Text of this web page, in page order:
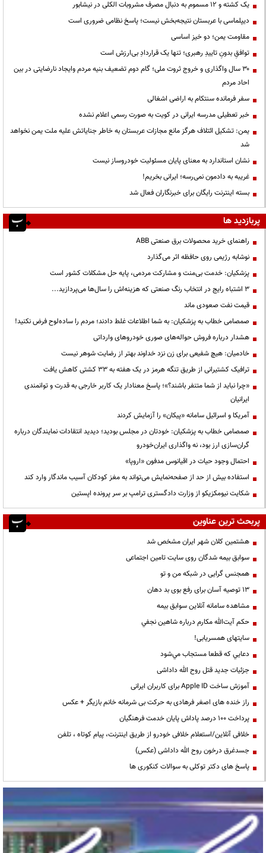
یک کشته و ۱۲ مسموم به دنبال مصرف مشروبات الکلی در نیشابور
دیپلماسی با عربستان نتیجه‌بخش نیست؛ پاسخ نظامی ضروری است
مقاومت یمن؛ دو خیز اساسی
توافقِ بدونِ تاییدِ رهبری؛ تنها یک قراردادِ بی‌ارزش است
۳۰ سال واگذاری و خروج ثروت ملی؛ گام دوم تضعیف بنیه مردم وایجاد نارضایتی در بین
احاد مردم
سفر فرمانده سنتکام به اراضی اشغالی
خبر تعطیلی مدرسه ایرانی در کویت به صورت رسمی اعلام نشده
یمن: تشکیل ائتلاف هرگز مانع مجازات عربستان به خاطر جنایاتش علیه ملت یمن نخواهد
شد
نشان استاندارد به معنای پایان مسئولیت خودروساز نیست
غریبه به دادمون نمی‌رسه؛ ایرانی بخریم!
بسته اینترنت رایگان برای خبرنگاران فعال شد
پربازدید ها
راهنمای خرید محصولات برق صنعتی ABB
نوشابه رژیمی روی حافظه اثر می‌گذارد
پزشکیان: خدمت بی‌منت و مشارکت مردمی، پایه حل مشکلات کشور است
3 اشتباه رایج در انتخاب رنگ صنعتی که هزینه‌اش را سال‌ها می‌پردازید...
قیمت نفت صعودی ماند
صمصامی خطاب به پزشکیان: به شما اطلاعات غلط دادند؛ مردم را ساده‌لوح فرض نکنید!
هشدار درباره فروش حواله‌های صوری خودروهای وارداتی
خادمیان: هیچ شفیعی برای زن نزد خداوند بهتر از رضایت شوهر نیست
ترافیک کشتیرانی از طریق تنگه هرمز در یک هفته به ۳۳ کشتی کاهش یافت
«چرا نباید از شما متنفر باشند؟»؛ پاسخ معنادار یک کاربر خارجی به قدرت و توانمندی
ایرانیان
آمریکا و اسرائیل سامانه «پیکان» را آزمایش کردند
صمصامی خطاب به پزشکیان: خودتان در مجلس بودید؛ دیدید انتقادات نمایندگان درباره
گران‌سازی ارز بود، نه واگذاری ایران‌خودرو
احتمال وجود حیات در اقیانوس مدفون «اروپا»
استفاده بیش از حد از صفحه‌نمایش می‌تواند به مغز کودکان آسیب ماندگار وارد کند
شکایت نیومکزیکو از وزارت دادگستری ترامپ بر سر پرونده اپستین
پربحث ترین عناوین
هشتمین کلان شهر ایران مشخص شد
سوابق بیمه شدگان روی سایت تامین اجتماعی
همجنس گرایی در شبکه من و تو
13 توصیه آسان برای رفع بوی بد دهان
مشاهده سامانه آنلاين سوابق بیمه
حكم آيت‌الله مكارم درباره شاهين نجفي
سایتهای همسریابی!
دعايي كه قطعا مستجاب مي‌شود
جزئیات جدید قتل روح الله داداشی
آموزش ساخت Apple ID برای کاربران ایرانی
راز خنده های اصغر فرهادی به حرکت بی شرمانه خانم بازیگر + عکس
پرداخت ۱۰۰ درصد پاداش پایان خدمت فرهنگیان
خلافی آنلاین/استعلام خلافی خودرو از طریق اینترنت، پیام کوتاه ، تلفن
جسدغرق درخون روح الله داداشی (عکس)
پاسخ های دکتر توکلی به سوالات کنکوری ها